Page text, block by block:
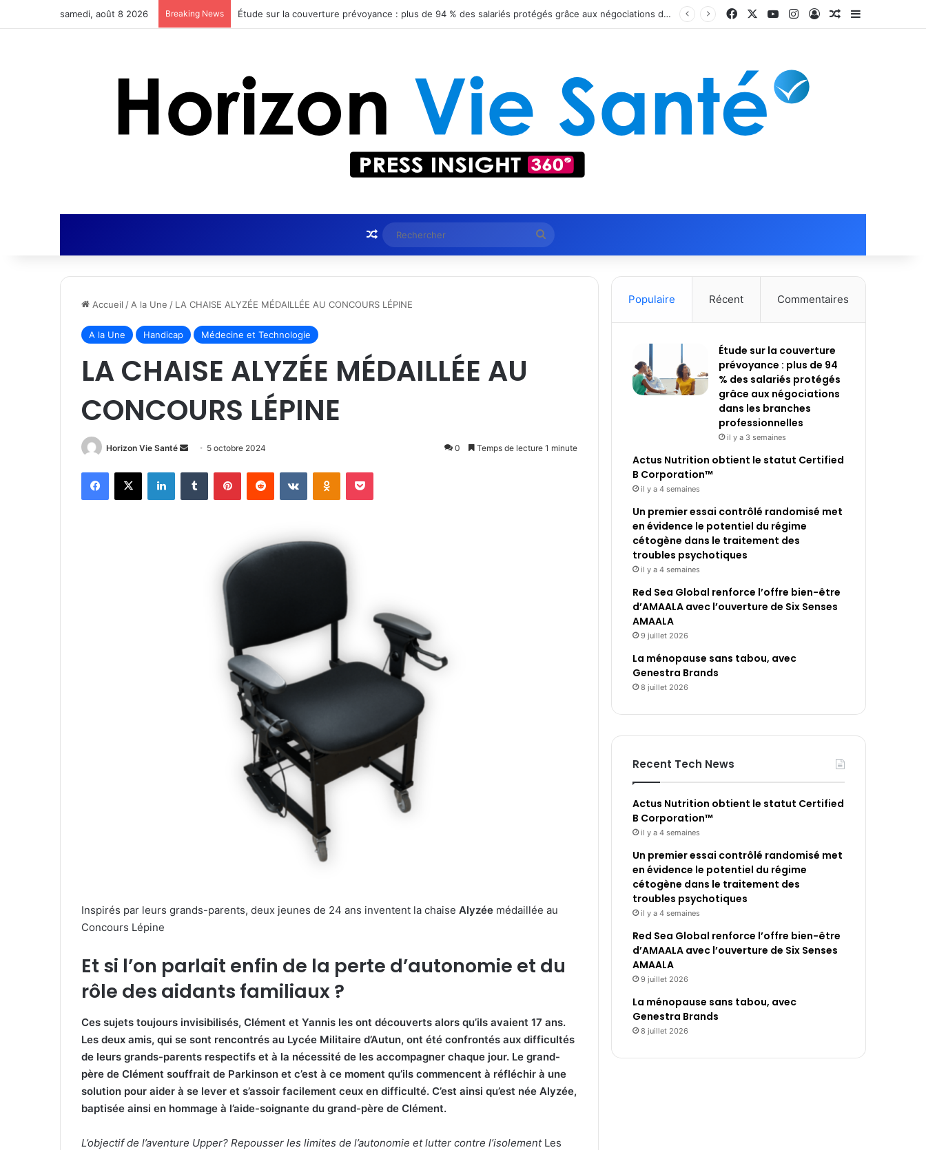
samedi, août 8 2026 Breaking News Actus Nutrition obtient le statut Certified B Corporation™ FacebookYouTubeInstagramConnexion
Article Aléatoire
Sidebar
Article Aléatoire Rechercher
Accueil / A la Une / LA CHAISE ALYZÉE MÉDAILLÉE AU CONCOURS LÉPINE
A la Une Handicap Médecine et Technologie
LA CHAISE ALYZÉE MÉDAILLÉE AU
CONCOURS LÉPINE
Horizon Vie Santé
Envoyer
courriel
5 octobre 2024 0 Temps de lecture 1 minute
Facebook
X LinkedinTumblr PinterestReddit VKontakteOdnoklassniki
Pocket
Inspirés par leurs grands-parents, deux jeunes de 24 ans inventent la chaise Alyzée médaillée au
Concours Lépine
Et si l’on parlait enfin de la perte d’autonomie et du
rôle des aidants familiaux ?
Ces sujets toujours invisibilisés, Clément et Yannis les ont découverts alors qu’ils avaient 17 ans.
Les deux amis, qui se sont rencontrés au Lycée Militaire d’Autun, ont été confrontés aux difficultés
de leurs grands-parents respectifs et à la nécessité de les accompagner chaque jour. Le grand-
père de Clément souffrait de Parkinson et c’est à ce moment qu’ils commencent à réfléchir à une
solution pour aider à se lever et s’assoir facilement ceux en difficulté. C’est ainsi qu’est née Alyzée,
baptisée ainsi en hommage à l’aide-soignante du grand-père de Clément.
L’objectif de l’aventure Upper? Repousser les limites de l’autonomie et lutter contre l’isolement Les
Populaire Récent Commentaires
Étude sur la couverture
prévoyance : plus de 94
% des salariés protégés
grâce aux négociations
dans les branches
professionnelles
il y a 3 semaines
Actus Nutrition obtient le statut Certified
B Corporation™
il y a 4 semaines
Un premier essai contrôlé randomisé met
en évidence le potentiel du régime
cétogène dans le traitement des
troubles psychotiques
il y a 4 semaines
Red Sea Global renforce l’offre bien-être
d’AMAALA avec l’ouverture de Six Senses
AMAALA
9 juillet 2026
La ménopause sans tabou, avec
Genestra Brands
8 juillet 2026
Recent Tech News
Actus Nutrition obtient le statut Certified
B Corporation™
il y a 4 semaines
Un premier essai contrôlé randomisé met
en évidence le potentiel du régime
cétogène dans le traitement des
troubles psychotiques
il y a 4 semaines
Red Sea Global renforce l’offre bien-être
d’AMAALA avec l’ouverture de Six Senses
AMAALA
9 juillet 2026
La ménopause sans tabou, avec
Genestra Brands
8 juillet 2026